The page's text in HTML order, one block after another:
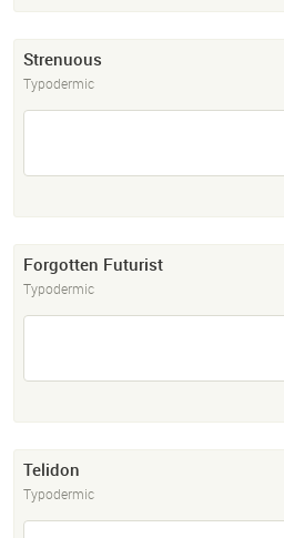
Strenuous
Typodermic
Forgotten Futurist
Typodermic
Telidon
Typodermic